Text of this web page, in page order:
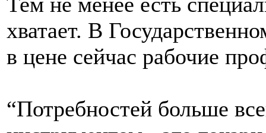
хватает. В
в цене сейчас рабочие
“Потребностей больше